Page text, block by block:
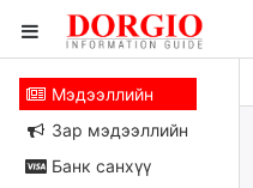
Мэдээллийн
Зар мэдээллийн
Банк санхүү